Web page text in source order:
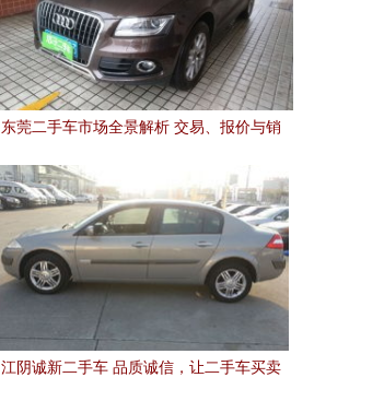
东莞二手车市场全景解析 交易、报价与销
江阴诚新二手车 品质诚信，让二手车买卖